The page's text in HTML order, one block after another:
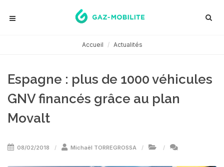
Accueil Actualités
Espagne : plus de 1000 véhicules
GNV financés grâce au plan
Movalt
08/02/2018 Michaël TORREGROSSA